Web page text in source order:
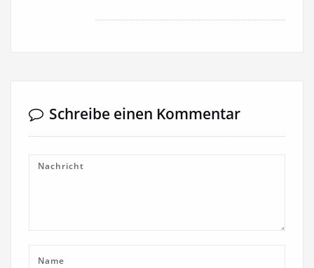
Schreibe einen Kommentar